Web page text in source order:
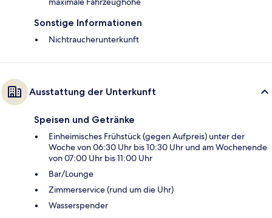
Sonstige Informationen
Nichtraucherunterkunft
Ausstattung der Unterkunft
Speisen und Getränke
Einheimisches Frühstück (gegen Aufpreis) unter der
Woche von 06:30 Uhr bis 10:30 Uhr und am Wochenende
von 07:00 Uhr bis 11:00 Uhr
Bar/Lounge
Zimmerservice (rund um die Uhr)
Wasserspender